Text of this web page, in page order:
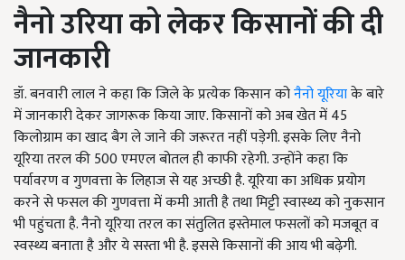
नैनो उरिया को लेकर किसानों की दी
जानकारी
डॉ. बनवारी लाल ने कहा कि जिले के प्रत्येक किसान कोनैनो यूरियाके बारे
में जानकारी देकर जागरूक किया जाए. किसानों को अब खेत में 45
किलोग्राम का खाद बैग ले जाने की जरूरत नहीं पड़ेगी. इसके लिए नैनो
यूरिया तरल की 500 एमएल बोतल ही काफी रहेगी. उन्होंने कहा कि
पर्यावरण व गुणवत्ता के लिहाज से यह अच्छी है. यूरिया का अधिक प्रयोग
करने से फसल की गुणवत्ता में कमी आती है तथा मिट्टी स्वास्थ्य को नुकसान
भी पहुंचता है. नैनो यूरिया तरल का संतुलित इस्तेमाल फसलों को मजबूत व
स्वस्थ्य बनाता है और ये सस्ता भी है. इससे किसानों की आय भी बढ़ेगी.